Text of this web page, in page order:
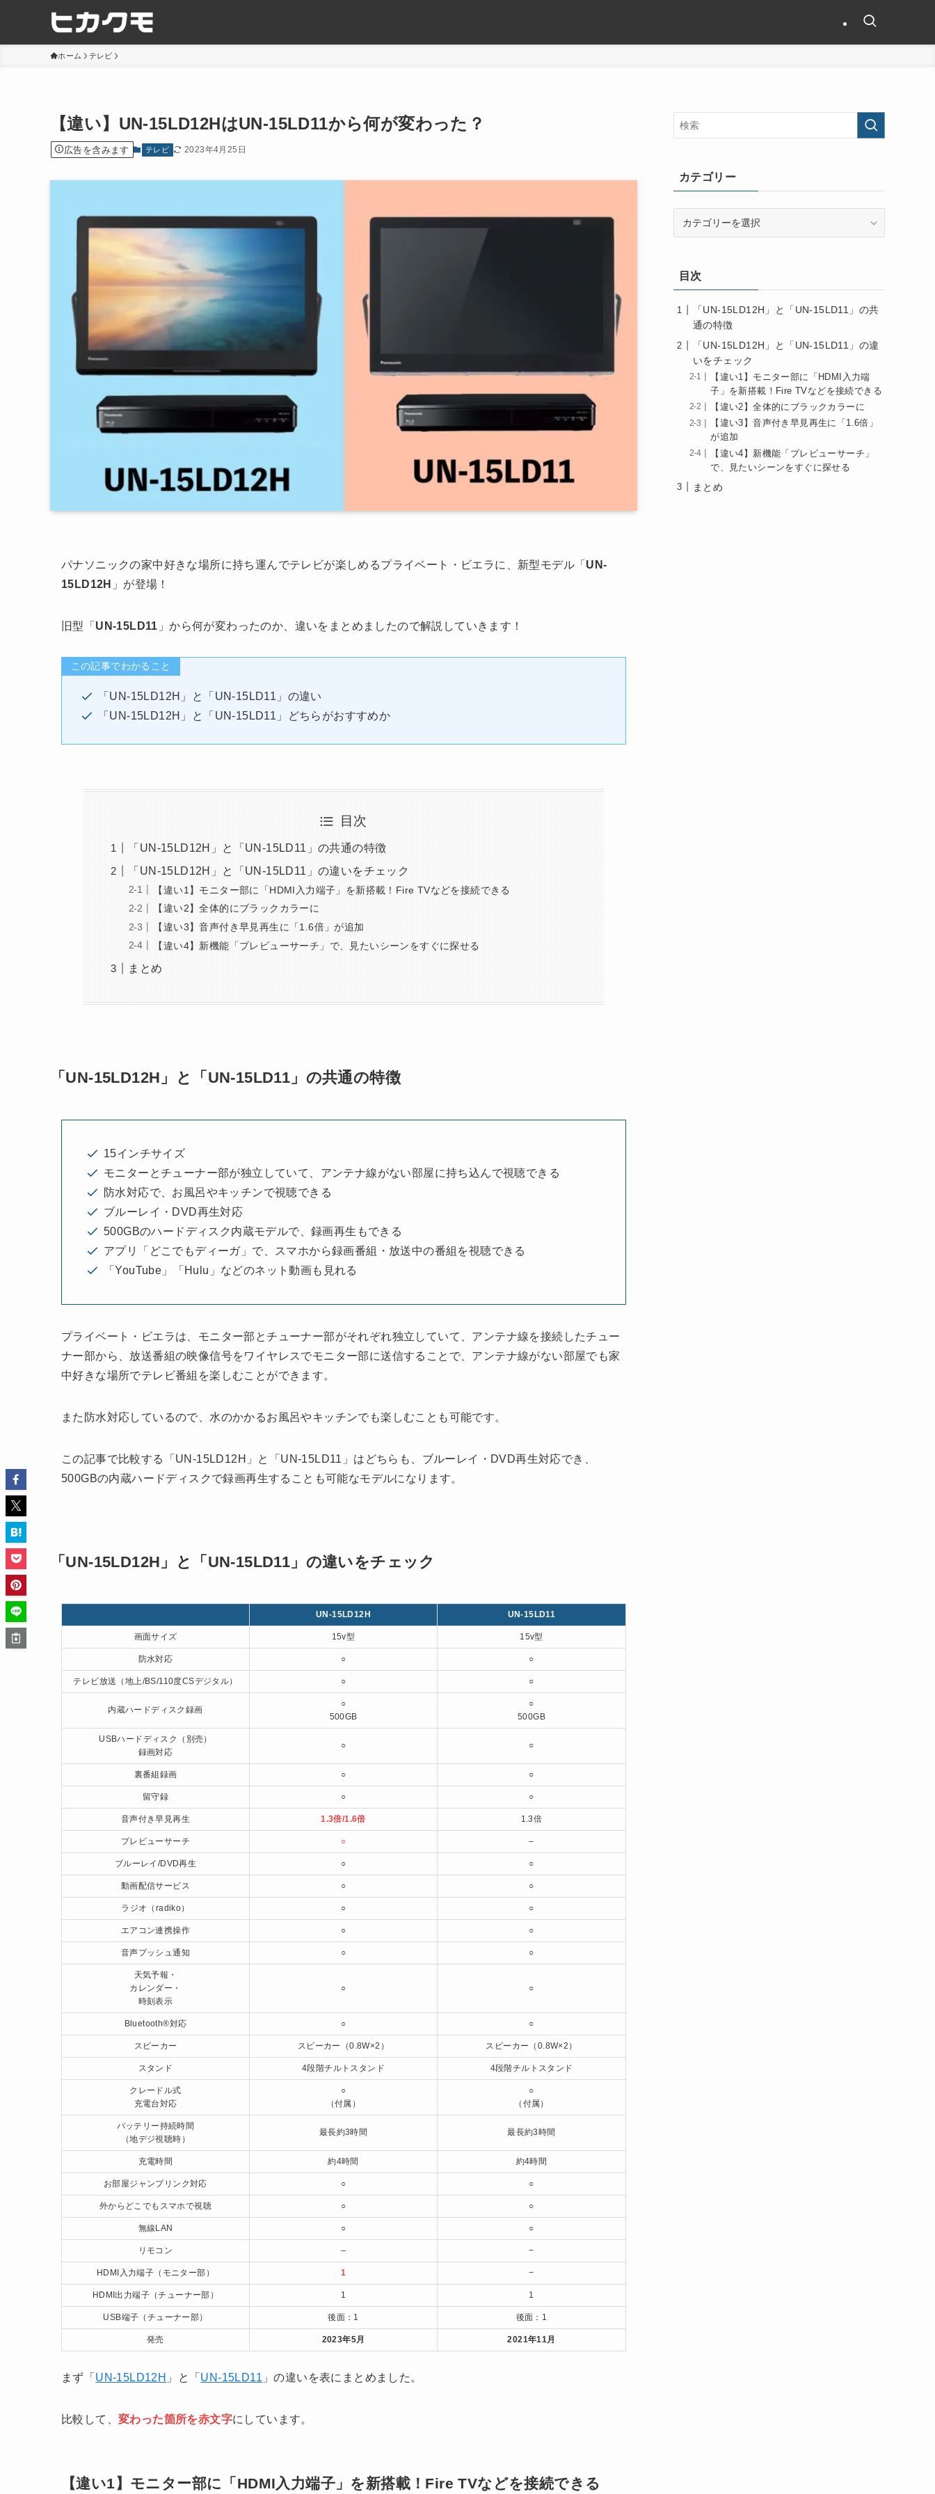
ホーム テレビ
【違い】UN-15LD12HはUN-15LD11から何が変わった？
広告を含みます テレビ 2023年4月25日
パナソニックの家中好きな場所に持ち運んでテレビが楽しめるプライベート・ビエラに、新型モデル「 UN-
15LD12H 」が登場！
旧型「 UN-15LD11 」から何が変わったのか、違いをまとめましたので解説していきます！
この記事でわかること
「UN-15LD12H」と「UN-15LD11」の違い
「UN-15LD12H」と「UN-15LD11」どちらがおすすめか
目次
「UN-15LD12H」と「UN-15LD11」の共通の特徴
「UN-15LD12H」と「UN-15LD11」の違いをチェック
【違い1】モニター部に「HDMI入力端子」を新搭載！Fire TVなどを接続できる
【違い2】全体的にブラックカラーに
【違い3】音声付き早見再生に「1.6倍」が追加
【違い4】新機能「プレビューサーチ」で、見たいシーンをすぐに探せる
まとめ
「UN-15LD12H」と「UN-15LD11」の共通の特徴
15インチサイズ
モニターとチューナー部が独立していて、アンテナ線がない部屋に持ち込んで視聴できる
防水対応で、お風呂やキッチンで視聴できる
ブルーレイ・DVD再生対応
500GBのハードディスク内蔵モデルで、録画再生もできる
アプリ「どこでもディーガ」で、スマホから録画番組・放送中の番組を視聴できる
「YouTube」「Hulu」などのネット動画も見れる
プライベート・ビエラは、モニター部とチューナー部がそれぞれ独立していて、アンテナ線を接続したチュー
ナー部から、放送番組の映像信号をワイヤレスでモニター部に送信することで、アンテナ線がない部屋でも家
中好きな場所でテレビ番組を楽しむことができます。
また防水対応しているので、水のかかるお風呂やキッチンでも楽しむことも可能です。
この記事で比較する「UN-15LD12H」と「UN-15LD11」はどちらも、ブルーレイ・DVD再生対応でき、
500GBの内蔵ハードディスクで録画再生することも可能なモデルになります。
「UN-15LD12H」と「UN-15LD11」の違いをチェック
UN-15LD12H UN-15LD11
画面サイズ 15v型 15v型
防水対応 ○ ○
テレビ放送（地上/BS/110度CSデジタル） ○ ○
内蔵ハードディスク録画
○
500GB
○
500GB
USBハードディスク（別売）
録画対応
○ ○
裏番組録画 ○ ○
留守録 ○ ○
音声付き早見再生 1.3倍/1.6倍 1.3倍
プレビューサーチ ○ –
ブルーレイ/DVD再生 ○ ○
動画配信サービス ○ ○
ラジオ（radiko） ○ ○
エアコン連携操作 ○ ○
音声プッシュ通知 ○ ○
天気予報・
カレンダー・
時刻表示
○ ○
Bluetooth®対応 ○ ○
スピーカー スピーカー（0.8W×2） スピーカー（0.8W×2）
スタンド 4段階チルトスタンド 4段階チルトスタンド
クレードル式
充電台対応
○
（付属）
○
（付属）
バッテリー持続時間
（地デジ視聴時）
最長約3時間 最長約3時間
充電時間 約4時間 約4時間
お部屋ジャンプリンク対応 ○ ○
外からどこでもスマホで視聴 ○ ○
無線LAN ○ ○
リモコン – −
HDMI入力端子（モニター部） 1 −
HDMI出力端子（チューナー部） 1 1
USB端子（チューナー部） 後面：1 後面：1
発売 2023年5月 2021年11月
まず「 UN-15LD12H 」と「 UN-15LD11 」の違いを表にまとめました。
比較して、 変わった箇所を赤文字にしています。
【違い1】モニター部に「HDMI入力端子」を新搭載！Fire TVなどを接続できる
カテゴリー
ー目次
「UN-15LD12H」と「UN-15LD11」の共
通の特徴
「UN-15LD12H」と「UN-15LD11」の違
いをチェック
【違い1】モニター部に「HDMI入力端
子」を新搭載！Fire TVなどを接続できる
【違い2】全体的にブラックカラーに
【違い3】音声付き早見再生に「1.6倍」
が追加
【違い4】新機能「プレビューサーチ」
で、見たいシーンをすぐに探せる
まとめ